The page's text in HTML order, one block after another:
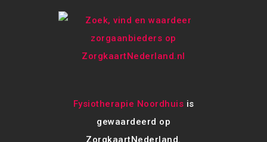
Fysiotherapie Noordhuis is
gewaardeerd op
ZorgkaartNederland.